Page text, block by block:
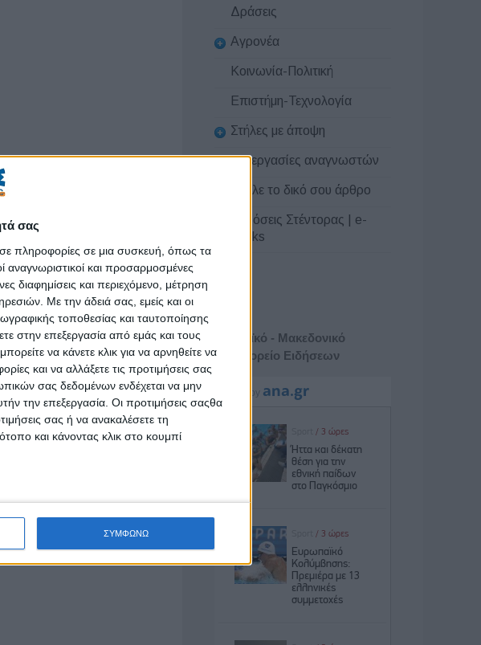
σας
πληροφορίες σε μια συσκευή, όπως τα
και προσαρμοσμένες
διαφημίσεις και περιεχόμενο, μέτρηση
Με την άδειά σας, εμείς και οι
τοποθεσίας και ταυτοποίησης
στην επεξεργασία από εμάς και τους
να κάνετε κλικ για να αρνηθείτε να
και να αλλάξετε τις προτιμήσεις σας
σας δεδομένων ενδέχεται να μην
την επεξεργασία. Οι προτιμήσεις σαςθα
σας ή να ανακαλέσετε τη
και κάνοντας κλικ στο κουμπί
ΣΥΜΦΩΝΩ
Δράσεις
Αγρονέα
Κοινωνία-Πολιτική
Επιστήμη-Τεχνολογία
Στήλες με άποψη
Συνεργασίες αναγνωστών
Στείλε το δικό σου άρθρο
Εκδόσεις Στέντορας | e-
books
Αθηναϊκό - Μακεδονικό
Πρακτορείο Ειδήσεων